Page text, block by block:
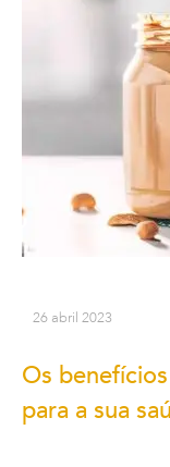
26 abril 2023
Os
para a sua